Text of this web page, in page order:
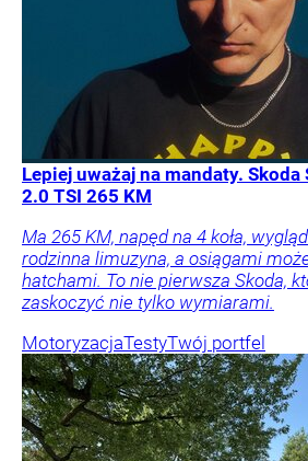
Lepiej uważaj na mandaty.
2.0 TSI 265 KM
Ma 265 KM, napęd na 4 koła,
rodzinna limuzyna, a osiągami
hatchami. To nie pierwsza Skoda,
zaskoczyć nie tylko wymiarami.
MotoryzacjaTestyTwój portfel